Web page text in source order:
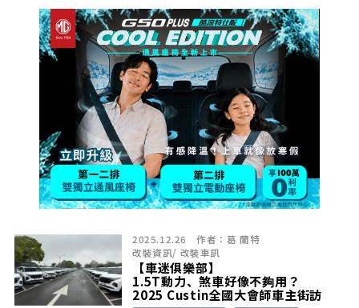
改得夠帥、有個性都可以報名參加，這次
也號召超過200部的各式改裝車到現場，
許多美車都是初次亮相，我們就透過圖文
來好好欣賞這些作品吧。
2025.12.26 作者： 葛 蘭特
改裝資訊/ 改裝車訊
【車迷俱樂部】
1.5T動力、煞車好像不夠用？
2025 Custin全國大會師車主街訪